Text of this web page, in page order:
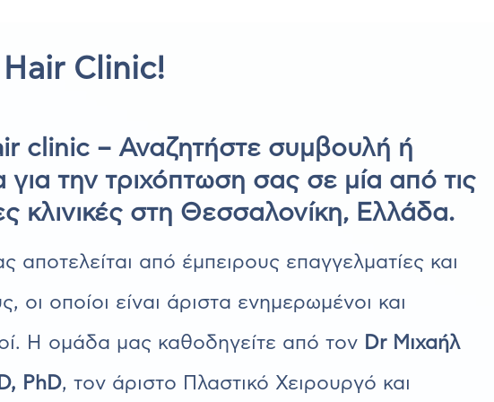
Clinic!
clinic – Αναζητήστε συμβουλή ή
για την τριχόπτωση σας σε μία από τις
κλινικές στη Θεσσαλονίκη, Ελλάδα.
αποτελείται από έμπειρους επαγγελματίες και
οι οποίοι είναι άριστα ενημερωμένοι και
Η ομάδα μας καθοδηγείτε από τον Dr Μιχαήλ
PhD, τον άριστο Πλαστικό Χειρουργό και